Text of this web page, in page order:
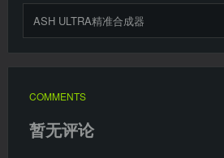
ASH ULTRA精准合成器
COMMENTS
暂无评论